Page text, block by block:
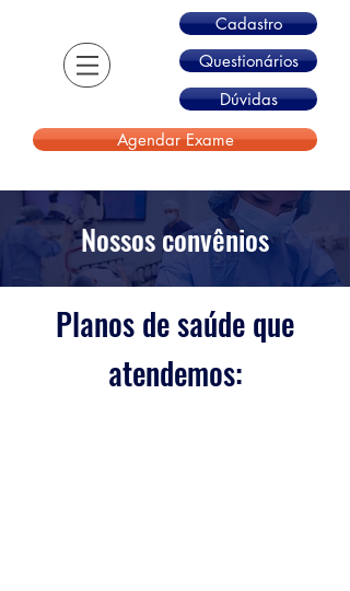
Cadastro
Questionários
Dúvidas
Agendar Exame
Nossos convênios
Planos de saúde que
atendemos: